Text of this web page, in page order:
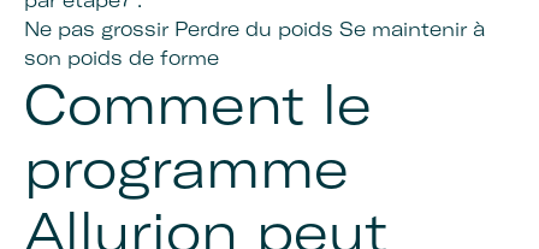
Ne pas grossir Perdre du poids Se maintenir à
son poids de forme
Comment le
programme
Allurion peut